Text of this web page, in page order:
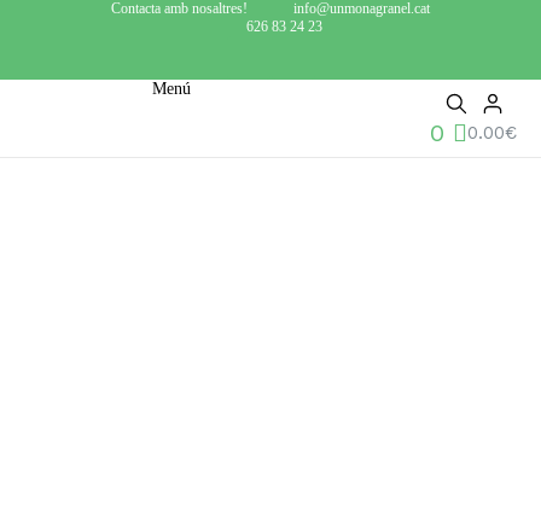
Contacta amb nosaltres!
info@unmonagranel.cat
626 83 24 23
Menú
0.00€
0